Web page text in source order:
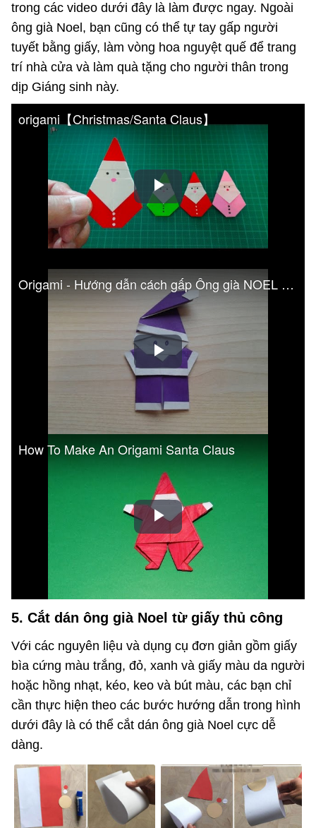
trong các video dưới đây là làm được ngay. Ngoài
ông già Noel, bạn cũng có thể tự tay gấp người
tuyết bằng giấy, làm vòng hoa nguyệt quế để trang
trí nhà cửa và làm quà tặng cho người thân trong
dịp Giáng sinh này.
5. Cắt dán ông già Noel từ giấy thủ công
Với các nguyên liệu và dụng cụ đơn giản gồm giấy
bìa cứng màu trắng, đỏ, xanh và giấy màu da người
hoặc hồng nhạt, kéo, keo và bút màu, các bạn chỉ
cần thực hiện theo các bước hướng dẫn trong hình
dưới đây là có thể cắt dán ông già Noel cực dễ
dàng.